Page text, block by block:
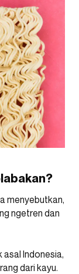
menyebutkan,
ngetren dan
Indonesia,
dari kayu.